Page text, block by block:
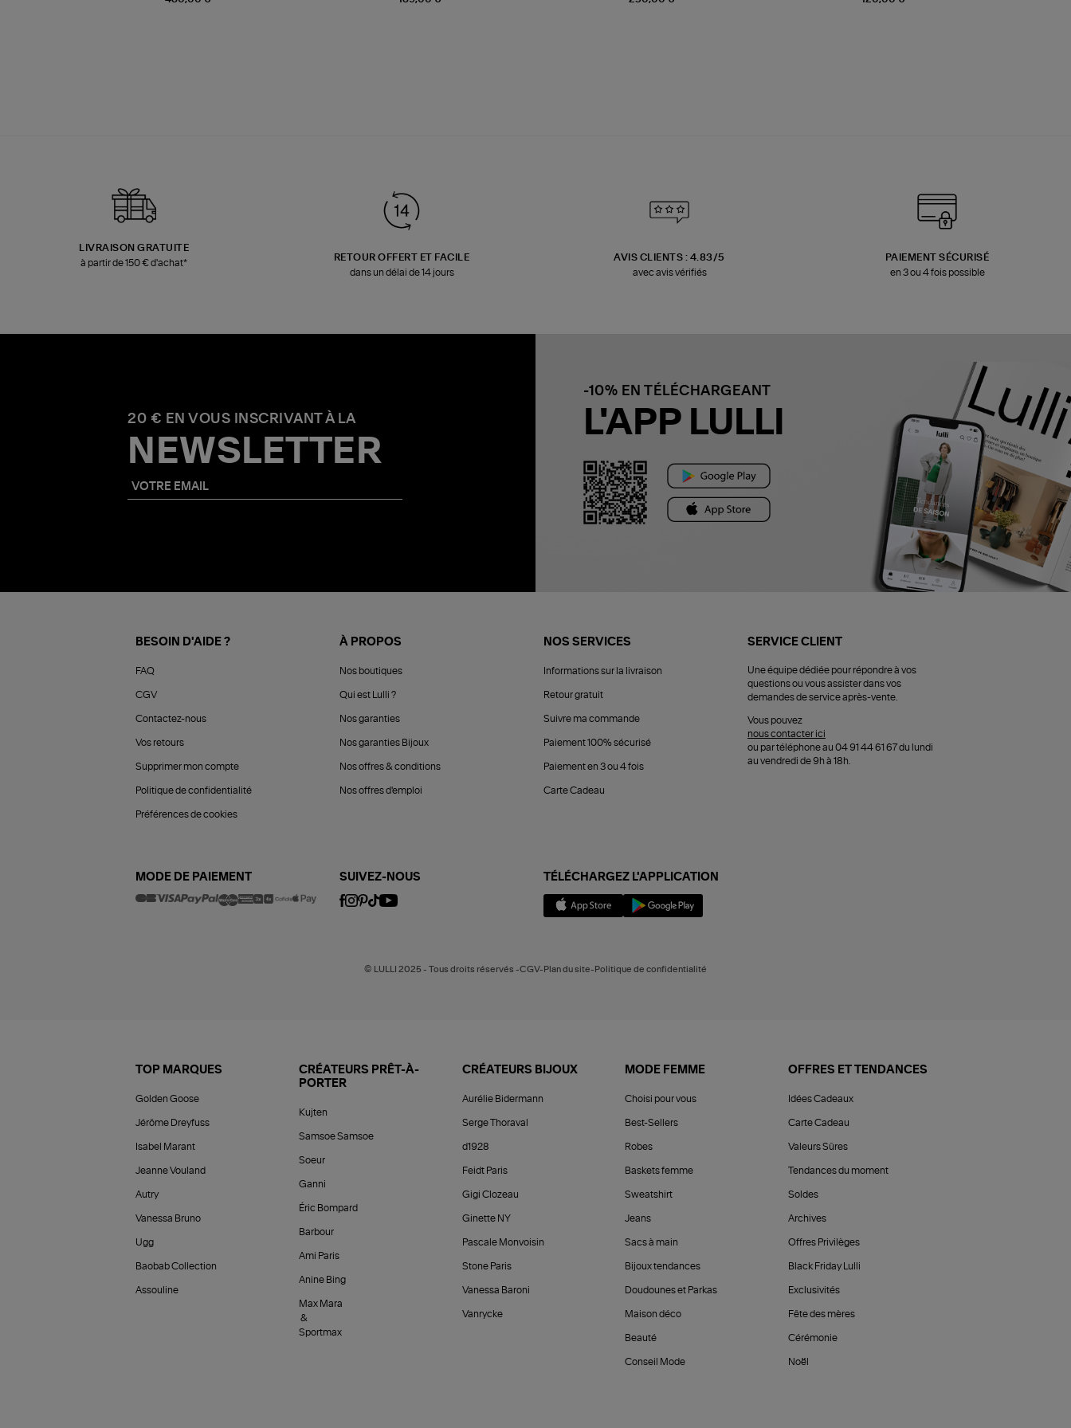
LIVRAISON GRATUITE
à partir de 150 € d'achat*
RETOUR OFFERT ET FACILE
dans un délai de 14 jours
AVIS CLIENTS : 4.83/5
avec avis vérifiés
PAIEMENT SÉCURISÉ
en 3 ou 4 fois possible
20 € EN VOUS INSCRIVANT À LA
NEWSLETTER
-10% EN TÉLÉCHARGEANT
L'APP LULLI
BESOIN D'AIDE ?
FAQ
CGV
Contactez-nous
Vos retours
Supprimer mon compte
Politique de confidentialité
Préférences de cookies
À PROPOS
Nos boutiques
Qui est Lulli ?
Nos garanties
Nos garanties Bijoux
Nos offres & conditions
Nos offres d'emploi
NOS SERVICES
Informations sur la livraison
Retour gratuit
Suivre ma commande
Paiement 100% sécurisé
Paiement en 3 ou 4 fois
Carte Cadeau
SERVICE CLIENT
Une équipe dédiée pour répondre à vos
questions ou vous assister dans vos
demandes de service après-vente.
Vous pouvez
nous contacter ici
ou par téléphone au 04 91 44 61 67 du lundi
au vendredi de 9h à 18h.
MODE DE PAIEMENT SUIVEZ-NOUS TÉLÉCHARGEZ L'APPLICATION
© LULLI 2025 - Tous droits réservés -CGV-Plan du site-Politique de confidentialité
TOP MARQUES
Golden Goose
Jérôme Dreyfuss
Isabel Marant
Jeanne Vouland
Autry
Vanessa Bruno
Ugg
Baobab Collection
Assouline
CRÉATEURS PRÊT-À-
PORTER
Kujten
Samsoe Samsoe
Soeur
Ganni
Éric Bompard
Barbour
Ami Paris
Anine Bing
Max Mara
&
Sportmax
CRÉATEURS BIJOUX
Aurélie Bidermann
Serge Thoraval
d1928
Feidt Paris
Gigi Clozeau
Ginette NY
Pascale Monvoisin
Stone Paris
Vanessa Baroni
Vanrycke
MODE FEMME
Choisi pour vous
Best-Sellers
Robes
Baskets femme
Sweatshirt
Jeans
Sacs à main
Bijoux tendances
Doudounes et Parkas
Maison déco
Beauté
Conseil Mode
OFFRES ET TENDANCES
Idées Cadeaux
Carte Cadeau
Valeurs Sûres
Tendances du moment
Soldes
Archives
Offres Privilèges
Black Friday Lulli
Exclusivités
Fête des mères
Cérémonie
Noël